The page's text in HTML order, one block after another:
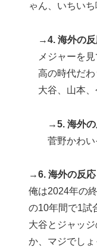
ゃん、いちいち
→4. 海外の
メジャーを
高の時代だわ
大谷、山本
→5. 海外
菅野かわい
→6. 海外の反応
俺は2024年の
の10年間で1試
大谷とジャッ
か、マジでし